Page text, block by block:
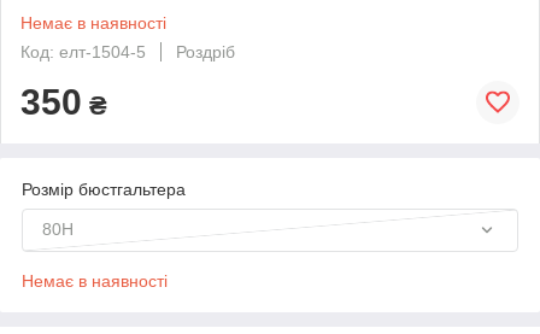
Немає в наявності
Код: елт-1504-5
Роздріб
350 ₴
Розмір бюстгальтера
80H
Немає в наявності